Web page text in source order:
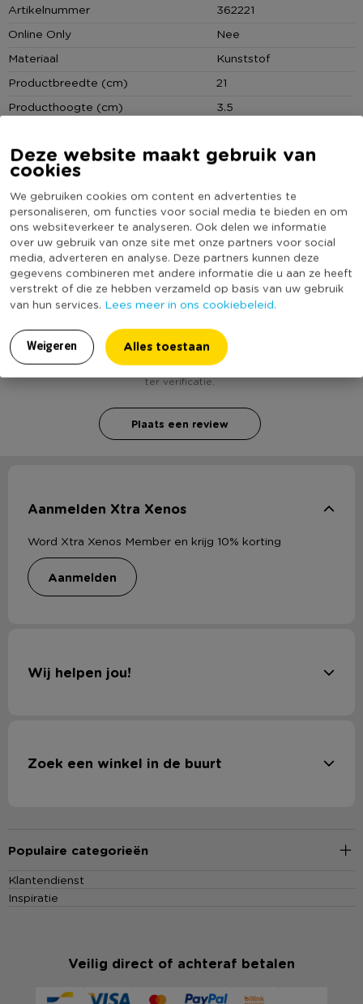
Deze website maakt gebruik van
cookies
We gebruiken cookies om content en advertenties te
personaliseren, om functies voor social media te bieden en om
ons websiteverkeer te analyseren. Ook delen we informatie
over uw gebruik van onze site met onze partners voor social
media, adverteren en analyse. Deze partners kunnen deze
gegevens combineren met andere informatie die u aan ze heeft
verstrekt of die ze hebben verzameld op basis van uw gebruik
van hun services. Lees meer in ons cookiebeleid.
Weigeren Alles toestaan
*Collagelijst voor 5 foto's
* Witte fotoframe
* Makkelijk op te hangen
Artikelnummer
362221
Online Only
Nee
Materiaal
Kunststof
Productbreedte (cm)
21
Producthoogte (cm)
3.5
Productlengte (cm)
67.5
Geschikt voor aantal foto's
Duurzaamheidsscore
(Nog) geen score
bekend
Heb jij Collagelijst BB - 5 foto's - wit? Schrijf een
Voor het schrijven van een review is een geldig e-mail adres nodig
ter verificatie.
Plaats een review
Aanmelden Xtra Xenos
Word Xtra Xenos Member en krijg 10% korting
aanmelden
Wij helpen jou!
Zoek een winkel in de buurt
Populaire categorieën
Klantendienst
Inspiratie
Veilig direct of achteraf betalen